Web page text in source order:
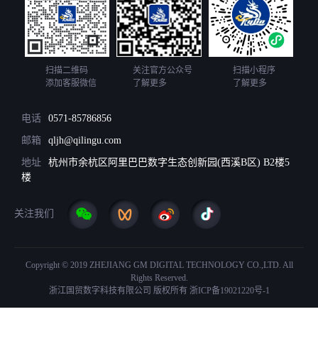
扫描二维码
添加客服微信
关注官方公众号
了解更多
扫描小程序
了解更多
电话 0571-85786856
邮箱 qljh@qilingu.com
地址
杭州市余杭区阿里巴巴数字生态创新园(西溪B区) B2楼5
楼
关注我们
Copyright © 2019 ZHEJIANG GM DIGITAL TECHNOLOGY CO.,LTD. All
Rights Reserved.
浙江国贸数字科技有限公司 版权所有 浙ICP备19021220号-1